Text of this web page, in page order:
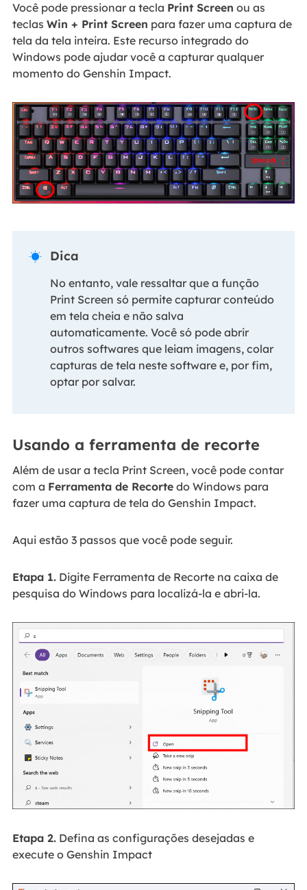
Você pode pressionar a tecla Print Screen ou as
teclas Win + Print Screen para fazer uma captura de
tela da tela inteira. Este recurso integrado do
Windows pode ajudar você a capturar qualquer
momento do Genshin Impact.
 Dica
No entanto, vale ressaltar que a função
Print Screen só permite capturar conteúdo
em tela cheia e não salva
automaticamente. Você só pode abrir
outros softwares que leiam imagens, colar
capturas de tela neste software e, por fim,
optar por salvar.
Usando a ferramenta de recorte
Além de usar a tecla Print Screen, você pode contar
com a Ferramenta de Recortedo Windows para
fazer uma captura de tela do Genshin Impact.
Aqui estão 3 passos que você pode seguir.
Etapa 1.Digite Ferramenta de Recorte na caixa de
pesquisa do Windows para localizá-la e abri-la.
Etapa 2.Defina as configurações desejadas e
execute o Genshin Impact